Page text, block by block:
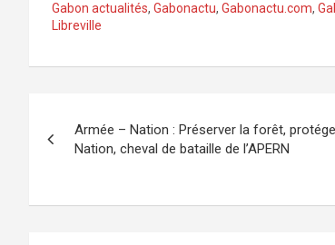
Gabon actualités, Gabonactu, Gabonactu.com,
Libreville
de
Armée – Nation : Préserver la forêt,
Nation, cheval de bataille de l’APERN